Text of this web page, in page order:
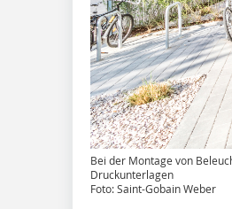
Bei der Montage von
Druckunterlagen
Foto: Saint-Gobain Weber